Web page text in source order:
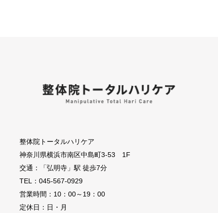
整体院トータルハリケア
神奈川県横浜市南区中島町3-53 1F
交通：「弘明寺」駅 徒歩7分
TEL：045-567-0929
営業時間：10：00～19：00
定休日：日・月